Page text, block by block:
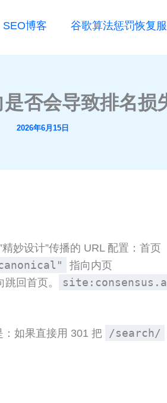
SEO博客 谷歌算法惩罚恢复
否会导致排名损
2026年6月15日
妙设计”传播的 URL 配置：首页
指向内页
回首页。
：如果直接用 301 把 /search/